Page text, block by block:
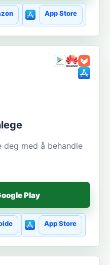
App Store
med å behandle
Play
App Store